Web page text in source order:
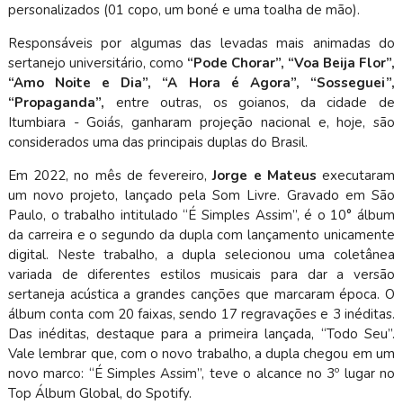
personalizados (01 copo, um boné e uma toalha de mão).
Responsáveis por algumas das levadas mais animadas do
sertanejo universitário, como “Pode Chorar”, “Voa Beija Flor”,
“Amo Noite e Dia”, “A Hora é Agora”, “Sosseguei”,
“Propaganda”, entre outras, os goianos, da cidade de
Itumbiara - Goiás, ganharam projeção nacional e, hoje, são
considerados uma das principais duplas do Brasil.
Em 2022, no mês de fevereiro,Jorge e Mateus executaram
um novo projeto, lançado pela Som Livre. Gravado em São
Paulo, o trabalho intitulado “É Simples Assim”, é o 10° álbum
da carreira e o segundo da dupla com lançamento unicamente
digital. Neste trabalho, a dupla selecionou uma coletânea
variada de diferentes estilos musicais para dar a versão
sertaneja acústica a grandes canções que marcaram época. O
álbum conta com 20 faixas, sendo 17 regravações e 3 inéditas.
Das inéditas, destaque para a primeira lançada, “Todo Seu”.
Vale lembrar que, com o novo trabalho, a dupla chegou em um
novo marco: “É Simples Assim”, teve o alcance no 3º lugar no
Top Álbum Global, do Spotify.